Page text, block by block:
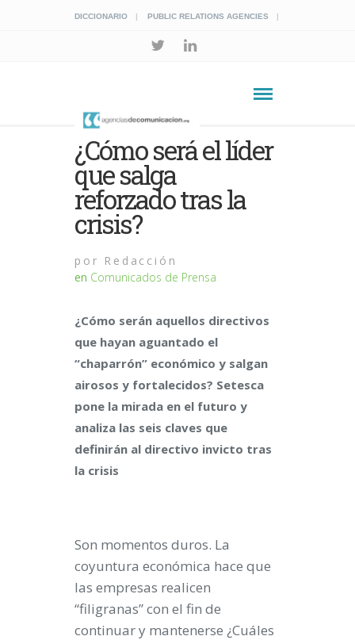
DICCIONARIO PUBLIC RELATIONS AGENCIES
¿Cómo será el líder
que salga
reforzado tras la
crisis?
por Redacción
en Comunicados de Prensa
¿Cómo serán aquellos directivos
que hayan aguantado el
“chaparrón” económico y salgan
airosos y fortalecidos? Setesca
pone la mirada en el futuro y
analiza las seis claves que
definirán al directivo invicto tras
la crisis
Son momentos duros. La
coyuntura económica hace que
las empresas realicen
“filigranas” con el fin de
continuar y mantenerse ¿Cuáles